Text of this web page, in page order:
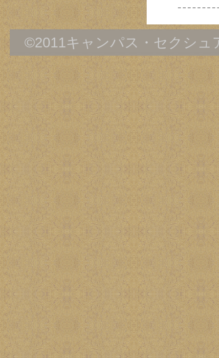
©2011キャンパス・セクシュ